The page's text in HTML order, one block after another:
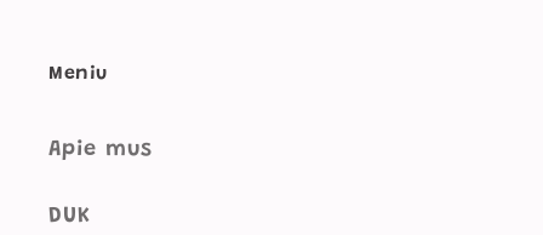
Meniu
Apie mus
DUK